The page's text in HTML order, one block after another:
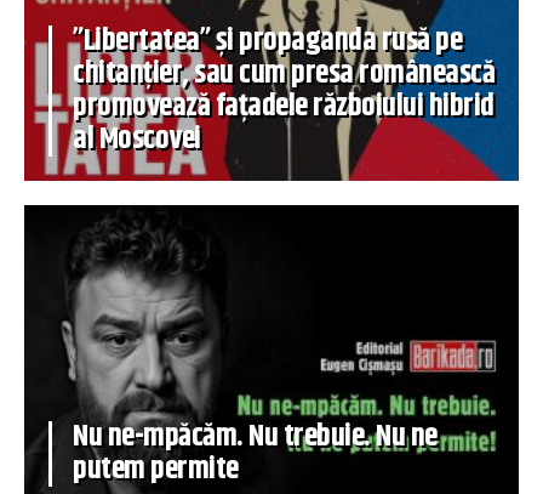
”Libertatea” și propaganda rusă pe
chitanțier, sau cum presa românească
promovează fațadele războiului hibrid
al Moscovei
Nu ne-mpăcăm. Nu trebuie. Nu ne
putem permite